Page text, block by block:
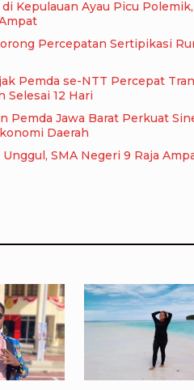
Kepulauan Ayau Picu
Percepatan Sertipikasi
Pemda se-NTT Percepat
Selesai 12 Hari
Pemda Jawa Barat Perkuat
Daerah
Menuju Akreditasi